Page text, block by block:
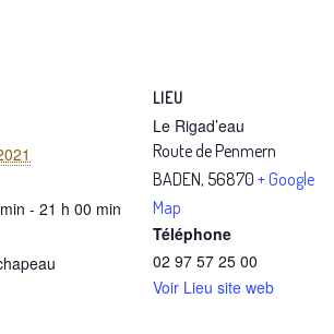
- 21 h 00 min
LIEU
Le Rigad’eau
Route de Penmern
BADEN, 56870 + Google
Map
Téléphone
02 97 57 25 00
Voir Lieu site web